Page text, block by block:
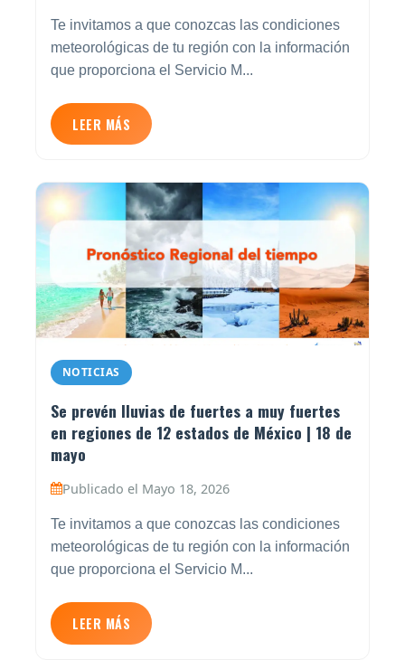
Te invitamos a que conozcas las condiciones
meteorológicas de tu región con la información
que proporciona el Servicio M...
LEER MÁS
NOTICIAS
Se prevén lluvias de fuertes a muy fuertes
en regiones de 12 estados de México | 18 de
mayo
Publicado el Mayo 18, 2026
Te invitamos a que conozcas las condiciones
meteorológicas de tu región con la información
que proporciona el Servicio M...
LEER MÁS